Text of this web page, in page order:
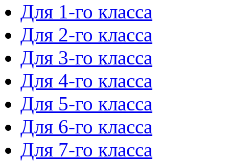
Для 1-го класса
Для 2-го класса
Для 3-го класса
Для 4-го класса
Для 5-го класса
Для 6-го класса
Для 7-го класса